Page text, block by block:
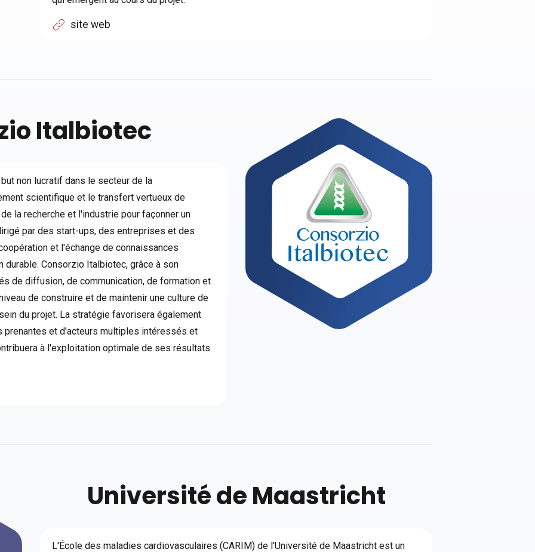
site web
Italbiotec
non lucratif dans le secteur de la
scientifique et le transfert vertueux de
la recherche et l'industrie pour façonner un
par des start-ups, des entreprises et des
et l'échange de connaissances
Consorzio Italbiotec, grâce à son
de diffusion, de communication, de formation et
de construire et de maintenir une culture de
du projet. La stratégie favorisera également
prenantes et d'acteurs multiples intéressés et
à l'exploitation optimale de ses résultats
Université de Maastricht
L'École des maladies cardiovasculaires (CARIM) de l'Université de Maastricht est un